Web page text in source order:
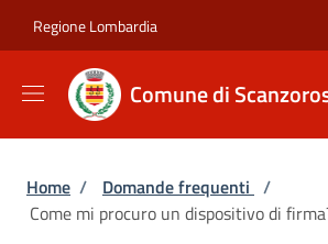
Regione Lombardia
Comune di
Briciole di pane
Home / Domande frequenti /
Come mi procuro un dispositivo di